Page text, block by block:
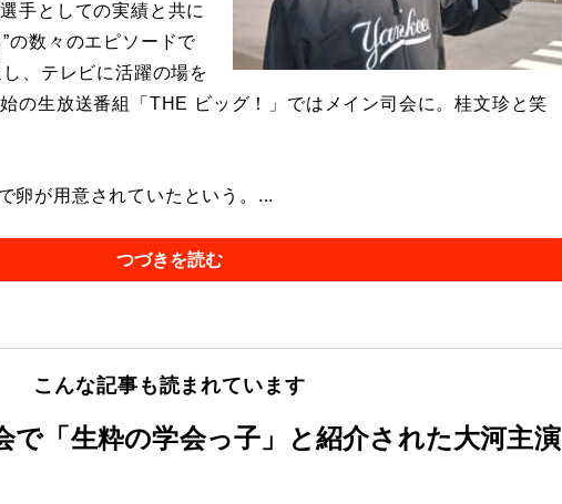
手としての実績と共に
の数々のエピソードで
、テレビに活躍の場を
の生放送番組「THE ビッグ！」ではメイン司会に。桂文珍と笑
卵が用意されていたという。...
つづきを読む
こんな記事も読まれています
で「生粋の学会っ子」と紹介された大河主演